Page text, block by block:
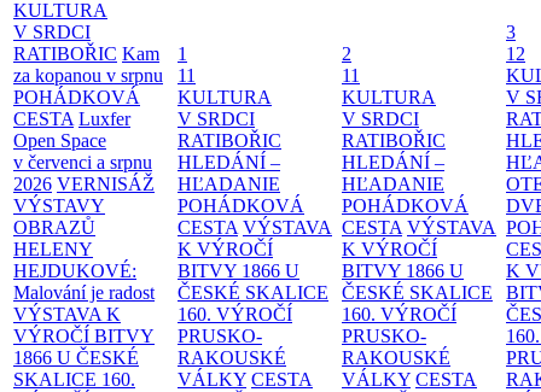
KULTURA
V SRDCI
RATIBOŘIC Kam
za kopanou v srpnu
POHÁDKOVÁ
CESTA Luxfer
Open Space
v červenci a srpnu
2026 VERNISÁŽ
VÝSTAVY
OBRAZŮ
HELENY
HEJDUKOVÉ:
Malování je radost
VÝSTAVA K
VÝROČÍ BITVY
1866 U ČESKÉ
SKALICE 160.
1
11
KULTURA
V SRDCI
RATIBOŘIC
HLEDÁNÍ –
HĽADANIE
POHÁDKOVÁ
CESTA VÝSTAVA
K VÝROČÍ
BITVY 1866 U
ČESKÉ SKALICE
160. VÝROČÍ
PRUSKO-
RAKOUSKÉ
VÁLKY CESTA
2
11
KULTURA
V SRDCI
RATIBOŘIC
HLEDÁNÍ –
HĽADANIE
POHÁDKOVÁ
CESTA VÝSTAVA
K VÝROČÍ
BITVY 1866 U
ČESKÉ SKALICE
160. VÝROČÍ
PRUSKO-
RAKOUSKÉ
VÁLKY CESTA
3
12
V
K